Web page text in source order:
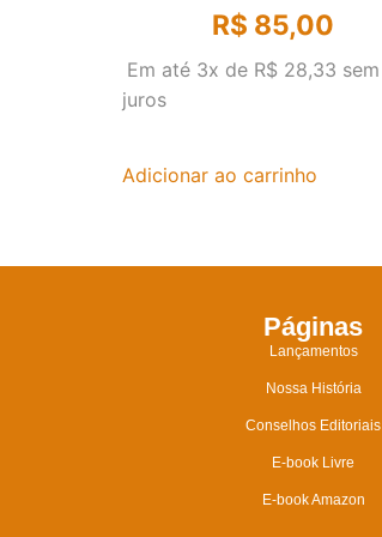
R$ 85,00
Em até 3x de R$ 28,33 sem
juros
Adicionar ao carrinho
Páginas
Lançamentos
Nossa História
Conselhos Editoriais
E-book Livre
E-book Amazon